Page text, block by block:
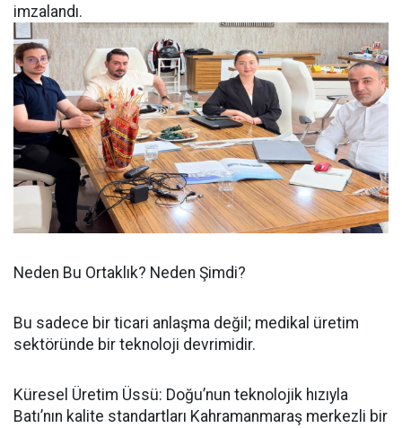
imzalandı.
Neden Bu Ortaklık? Neden Şimdi?
Bu sadece bir ticari anlaşma değil; medikal üretim
sektöründe bir teknoloji devrimidir.
Küresel Üretim Üssü: Doğu’nun teknolojik hızıyla
Batı’nın kalite standartları Kahramanmaraş merkezli bir